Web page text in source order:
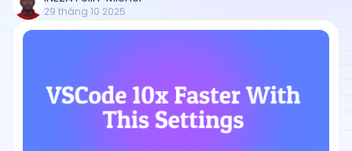
29 tháng 10 2025